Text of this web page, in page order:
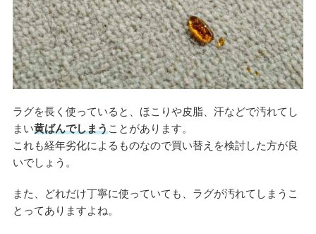
ラグを長く使っていると、ほこりや皮脂、汗などで汚れてし
まい黄ばんでしまうことがあります。
これも経年劣化によるものなので買い替えを検討した方が良
いでしょう。
また、どれだけ丁寧に使っていても、ラグが汚れてしまうこ
とってありますよね。